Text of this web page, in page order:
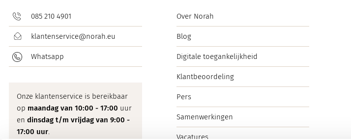
085 210 4901
klantenservice@norah.eu
Whatsapp
Onze klantenservice is bereikbaar
op maandag van 10:00 - 17:00 uur
en dinsdag t/m vrijdag van 9:00 -
17:00 uur.
Over Norah
Blog
Digitale toegankelijkheid
Klantbeoordeling
Pers
Samenwerkingen
Vacatures